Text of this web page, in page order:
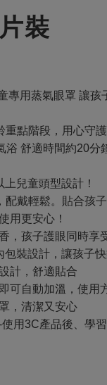
裝
專用蒸氣眼罩 讓
重點階段，用心守
舒適時間約20分
上兒童頭型設計！
配戴輕鬆。貼合孩
用更安心！
，孩子護眼同時享
包裝設計，讓孩子
計，舒適貼合
可自動加溫，使用
，清潔又安心
使用3C產品後、學